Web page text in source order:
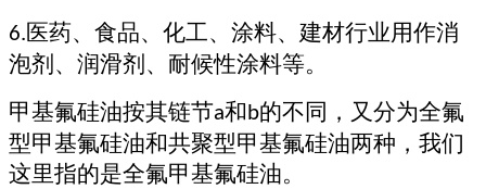
6.医药、食品、化工、涂料、建材行业用作消
泡剂、润滑剂、耐候性涂料等。
甲基氟硅油按其链节a和b的不同，又分为全氟
型甲基氟硅油和共聚型甲基氟硅油两种，我们
这里指的是全氟甲基氟硅油。